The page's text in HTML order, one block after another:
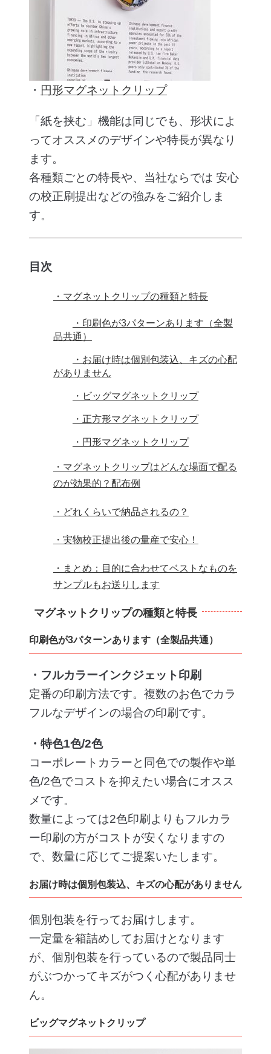
・ 円形マグネットクリップ
「紙を挟む」機能は同じでも、形状によ
ってオススメのデザインや特長が異なり
ます。
各種類ごとの特長や、当社ならでは 安心
の校正刷提出などの強みをご紹介しま
す。
目次
・マグネットクリップの種類と特長
・印刷色が3パターンあります（全製
品共通）
・お届け時は個別包装込、キズの心配
がありません
・ビッグマグネットクリップ
・正方形マグネットクリップ
・円形マグネットクリップ
・マグネットクリップはどんな場面で配る
のが効果的？配布例
・どれくらいで納品されるの？
・実物校正提出後の量産で安心！
・まとめ：目的に合わせてベストなものを
サンプルもお送りします
マグネットクリップの種類と特長
印刷色が3パターンあります（全製品共通）
・フルカラーインクジェット印刷
定番の印刷方法です。複数のお色でカラ
フルなデザインの場合の印刷です。
・特色1色/2色
コーポレートカラーと同色での製作や単
色/2色でコストを抑えたい場合にオスス
メです。
数量によっては2色印刷よりもフルカラ
ー印刷の方がコストが安くなりますの
で、数量に応じてご提案いたします。
お届け時は個別包装込、キズの心配がありません
個別包装を行ってお届けします。
一定量を箱詰めしてお届けとなります
が、個別包装を行っているので製品同士
がぶつかってキズがつく心配がありませ
ん。
ビッグマグネットクリップ